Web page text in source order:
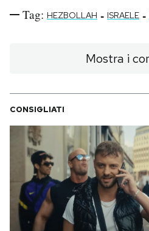
Tag: HEZBOLLAH - ISRAELE -
Mostra i
CONSIGLIATI